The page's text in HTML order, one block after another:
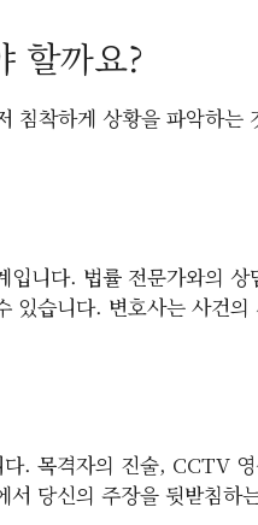
할까요?
침착하게 상황을 파악하는
니다. 법률 전문가와의 상
있습니다. 변호사는 사건
. 목격자의 진술, CCTV
당신의 주장을 뒷받침하